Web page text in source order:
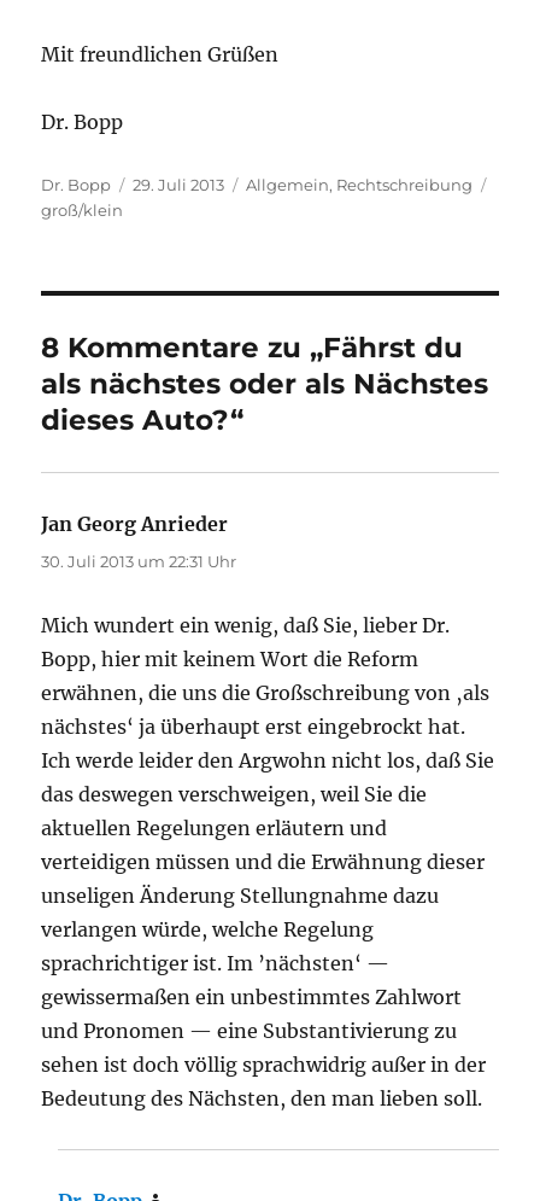
Mit freundlichen Grüßen
Dr. Bopp
Autor
Dr. Bopp
Veröffentlicht
29. Juli 2013 Kategorien
Allgemein, Rechtschreibung
groß/klein
8 Kommentare zu „Fährst du
als nächstes oder als Nächstes
dieses Auto?“
Jan Georg Anrieder
30. Juli 2013 um 22:31 Uhr
Mich wundert ein wenig, daß Sie, lieber Dr.
Bopp, hier mit keinem Wort die Reform
erwähnen, die uns die Großschreibung von ‚als
nächstes‘ ja überhaupt erst eingebrockt hat.
Ich werde leider den Argwohn nicht los, daß Sie
das deswegen verschweigen, weil Sie die
aktuellen Regelungen erläutern und
verteidigen müssen und die Erwähnung dieser
unseligen Änderung Stellungnahme dazu
verlangen würde, welche Regelung
sprachrichtiger ist. Im ’nächsten‘ —
gewissermaßen ein unbestimmtes Zahlwort
und Pronomen — eine Substantivierung zu
sehen ist doch völlig sprachwidrig außer in der
Bedeutung des Nächsten, den man lieben soll.